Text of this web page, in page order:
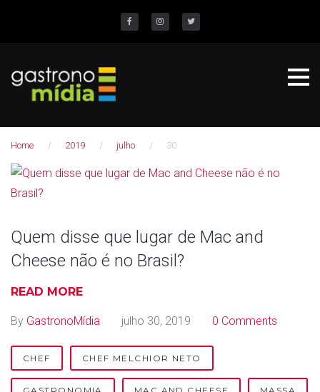
c
Facebook Instagram Twitter
Home / 2019 / julho / 30
D
a
:
3
0
d
Quem disse que lugar de Mac and
Cheese não é no Brasil?
READ MORE
By GastronoMídia julho 30, 2019 0 Comments
CHEF CHEF MELCHIOR NETO
GASTRONOMIA MAC AND CHEESE MASSA